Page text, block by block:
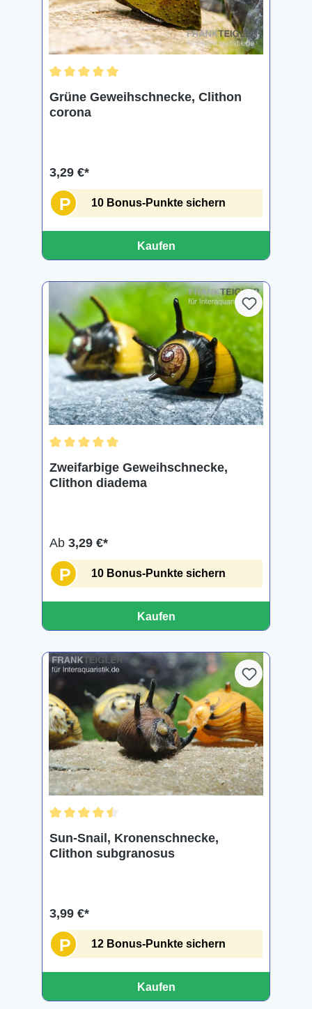
Grüne Geweihschnecke, Clithon
corona
3,29 €*
P 10 Bonus-Punkte sichern
Kaufen
Zweifarbige Geweihschnecke,
Clithon diadema
Ab 3,29 €*
P 10 Bonus-Punkte sichern
Kaufen
Sun-Snail, Kronenschnecke,
Clithon subgranosus
3,99 €*
P 12 Bonus-Punkte sichern
Kaufen